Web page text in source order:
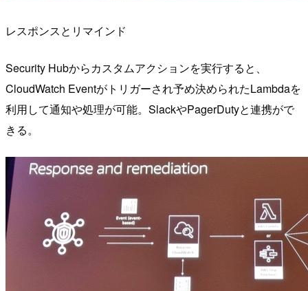
レスポンスとリマインド
Security Hubからカスタムアクションを実行すると、
CloudWatch Eventがトリガーされ予め決められたLambdaを
利用して通知や処理が可能。SlackやPagerDutyと連携がで
きる。